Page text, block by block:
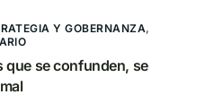
Y GOBERNANZA,
que se confunden, se